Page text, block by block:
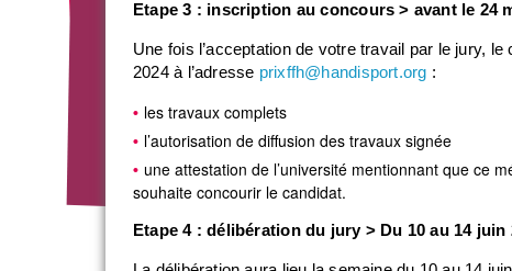
Etape 3 : inscription au concours > avant le 24
Une fois l’acceptation de votre travail par le jury,
2024 à l’adresse prixffh@handisport.org :
les travaux complets
l’autorisation de diffusion des travaux signée
une attestation de l’université mentionnant que ce
souhaite concourir le candidat.
Etape 4 : délibération du jury > Du 10 au 14 juin